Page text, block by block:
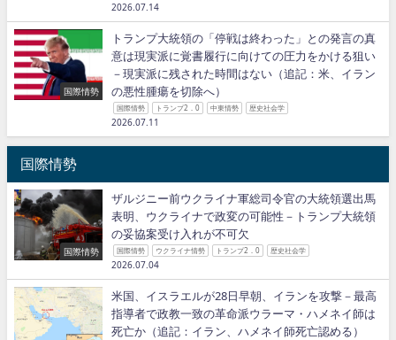
2026.07.14
国際情勢
トランプ大統領の「停戦は終わった」との発言の真
意は現実派に覚書履行に向けての圧力をかける狙い
－現実派に残された時間はない（追記：米、イラン
の悪性腫瘍を切除へ）
国際情勢 トランプ2．0 中東情勢 歴史社会学
2026.07.11
国際情勢
国際情勢
ザルジニー前ウクライナ軍総司令官の大統領選出馬
表明、ウクライナで政変の可能性－トランプ大統領
の妥協案受け入れが不可欠
国際情勢 ウクライナ情勢 トランプ2．0 歴史社会学
2026.07.04
米国、イスラエルが28日早朝、イランを攻撃－最高
指導者で政教一致の革命派ウラーマ・ハメネイ師は
死亡か（追記：イラン、ハメネイ師死亡認める）